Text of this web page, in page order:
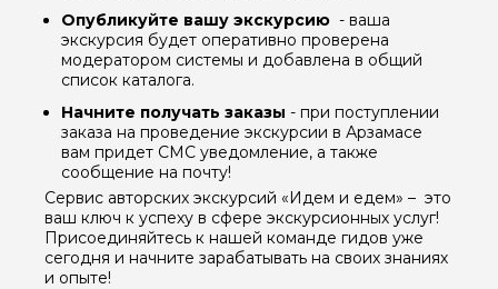
Опубликуйте вашу экскурсию - ваша
экскурсия будет оперативно проверена
модератором системы и добавлена в общий
список каталога.
Начните получать заказы - при поступлении
заказа на проведение экскурсии в Арзамасе
вам придет СМС уведомление, а также
сообщение на почту!
Сервис авторских экскурсий «Идем и едем» – это
ваш ключ к успеху в сфере экскурсионных услуг!
Присоединяйтесь к нашей команде гидов уже
сегодня и начните зарабатывать на своих знаниях
и опыте!
Как вас зовут
Ваша электронная почта